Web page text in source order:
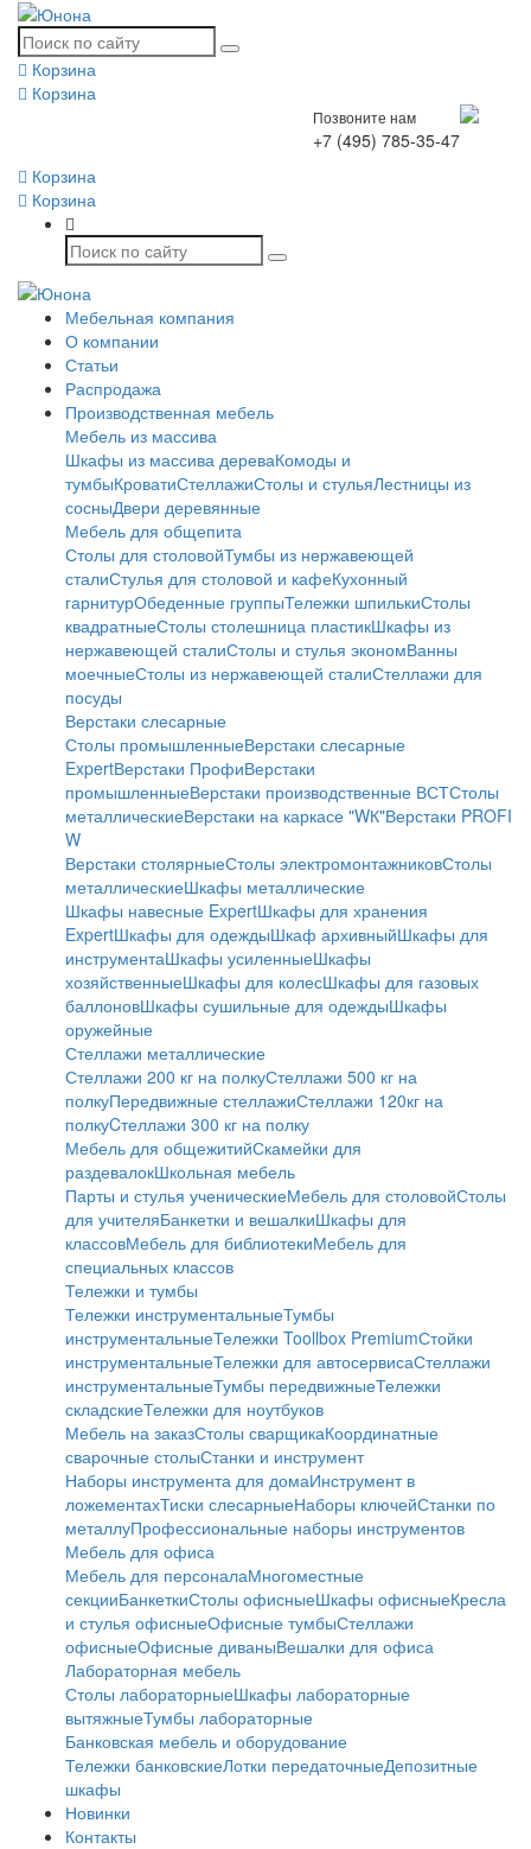
Корзина
Корзина
Позвоните нам
+7 (495) 785-35-47
Корзина
Корзина
Мебельная компания
О компании
Статьи
Распродажа
Производственная мебель
Мебель из массива
Шкафы из массива дереваКомоды и
тумбыКроватиСтеллажиСтолы и стульяЛестницы из
сосныДвери деревянные
Мебель для общепита
Столы для столовойТумбы из нержавеющей
сталиСтулья для столовой и кафеКухонный
гарнитурОбеденные группыТележки шпилькиСтолы
квадратныеСтолы столешница пластикШкафы из
нержавеющей сталиСтолы и стулья экономВанны
моечныеСтолы из нержавеющей сталиСтеллажи для
посуды
Верстаки слесарные
Столы промышленныеВерстаки слесарные
ExpertВерстаки ПрофиВерстаки
промышленныеВерстаки производственные ВСТСтолы
металлическиеВерстаки на каркасе "WК"Верстаки PROFI
W
Верстаки столярныеСтолы электромонтажниковСтолы
металлическиеШкафы металлические
Шкафы навесные ExpertШкафы для хранения
ExpertШкафы для одеждыШкаф архивныйШкафы для
инструментаШкафы усиленныеШкафы
хозяйственныеШкафы для колесШкафы для газовых
баллоновШкафы сушильные для одеждыШкафы
оружейные
Стеллажи металлические
Стеллажи 200 кг на полкуСтеллажи 500 кг на
полкуПередвижные стеллажиСтеллажи 120кг на
полкуCтеллажи 300 кг на полку
Мебель для общежитийСкамейки для
раздевалокШкольная мебель
Парты и стулья ученическиеМебель для столовойСтолы
для учителяБанкетки и вешалкиШкафы для
классовМебель для библиотекиМебель для
специальных классов
Тележки и тумбы
Тележки инструментальныеТумбы
инструментальныеТележки Toollbox PremiumСтойки
инструментальныеТележки для автосервисаСтеллажи
инструментальныеТумбы передвижныеТележки
складскиеТележки для ноутбуков
Мебель на заказСтолы сварщикаКоординатные
сварочные столыСтанки и инструмент
Наборы инструмента для домаИнструмент в
ложементахТиски слесарныеНаборы ключейСтанки по
металлуПрофессиональные наборы инструментов
Мебель для офиса
Мебель для персоналаМногоместные
секцииБанкеткиСтолы офисныеШкафы офисныеКресла
и стулья офисныеОфисные тумбыСтеллажи
офисныеОфисные диваныВешалки для офиса
Лабораторная мебель
Столы лабораторныеШкафы лабораторные
вытяжныеТумбы лабораторные
Банковская мебель и оборудование
Тележки банковскиеЛотки передаточныеДепозитные
шкафы
Новинки
Контакты